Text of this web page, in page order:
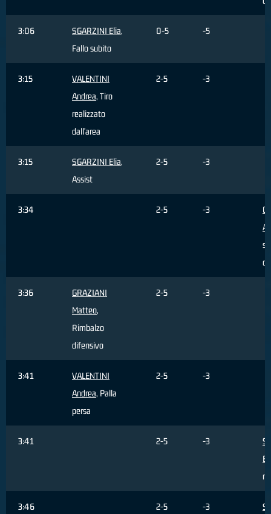
3:06 SGARZINI Elia,
Fallo subito
0-5 -5
3:15
VALENTINI
Andrea, Tiro
realizzato
dall'area
2-5 -3
3:15 SGARZINI Elia,
Assist
2-5 -3
3:34 2-5 -3
3:36
GRAZIANI
Matteo,
Rimbalzo
difensivo
2-5 -3
3:41
VALENTINI
Andrea, Palla
persa
2-5 -3
3:41 2-5 -3
3:46 2-5 -3